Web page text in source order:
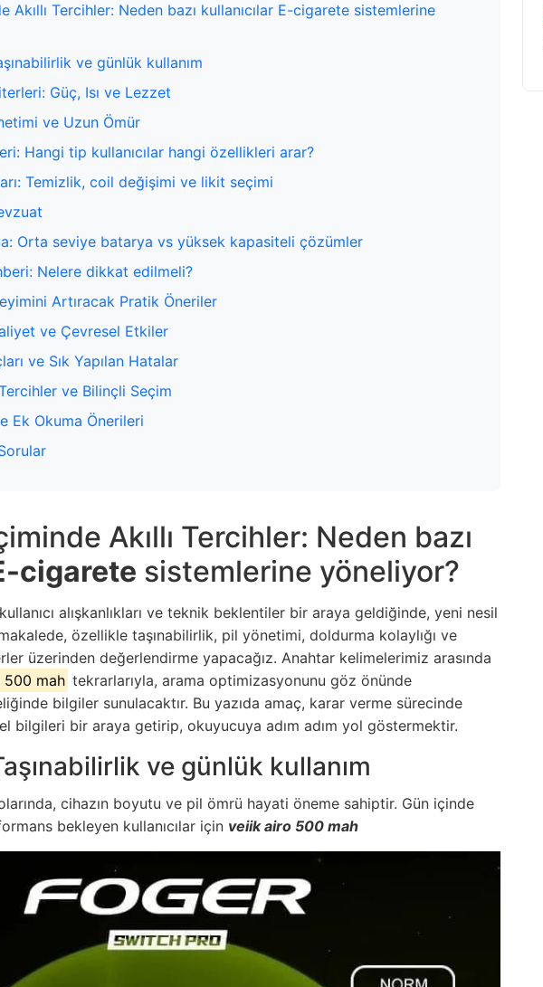
Akıllı Tercihler: Neden bazı kullanıcılar E-cigarete sistemlerine
ve günlük kullanım
Güç, Isı ve Lezzet
ve Uzun Ömür
Hangi tip kullanıcılar hangi özellikleri arar?
Temizlik, coil değişimi ve likit seçimi
Orta seviye batarya vs yüksek kapasiteli çözümler
Nelere dikkat edilmeli?
Artıracak Pratik Öneriler
ve Çevresel Etkiler
ve Sık Yapılan Hatalar
ve Bilinçli Seçim
Ek Okuma Önerileri
Akıllı Tercihler: Neden bazı
cigarete sistemlerine yöneliyor?
alışkanlıkları ve teknik beklentiler bir araya geldiğinde, yeni nesil
özellikle taşınabilirlik, pil yönetimi, doldurma kolaylığı ve
üzerinden değerlendirme yapacağız. Anahtar kelimelerimiz arasında
mah tekrarlarıyla, arama optimizasyonunu göz önünde
bilgiler sunulacaktır. Bu yazıda amaç, karar verme sürecinde
bilgileri bir araya getirip, okuyucuya adım adım yol göstermektir.
ve günlük kullanım
cihazın boyutu ve pil ömrü hayati öneme sahiptir. Gün içinde
bekleyen kullanıcılar için veiik airo 500 mah